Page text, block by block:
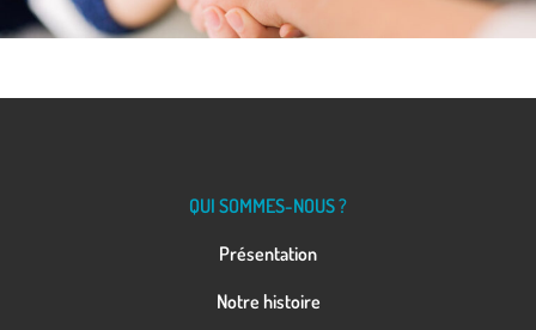
QUI SOMMES-NOUS ?
Présentation
Notre histoire